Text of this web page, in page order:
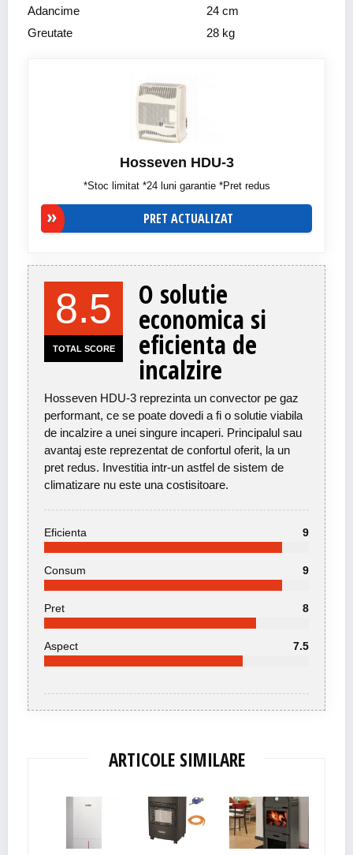
Adancime
24 cm
Greutate
28 kg
Hosseven HDU-3
*Stoc limitat *24 luni garantie *Pret redus
PRET ACTUALIZAT
8.5
TOTAL SCORE
O solutie
economica si
eficienta de
incalzire
Hosseven HDU-3 reprezinta un convector pe gaz
performant, ce se poate dovedi a fi o solutie viabila
de incalzire a unei singure incaperi. Principalul sau
avantaj este reprezentat de confortul oferit, la un
pret redus. Investitia intr-un astfel de sistem de
climatizare nu este una costisitoare.
Eficienta 9
Consum 9
Pret 8
Aspect 7.5
ARTICOLE SIMILARE